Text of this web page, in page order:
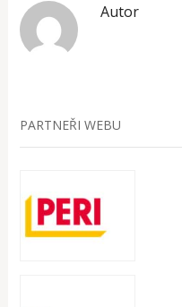
Autor
PARTNEŘI WEBU